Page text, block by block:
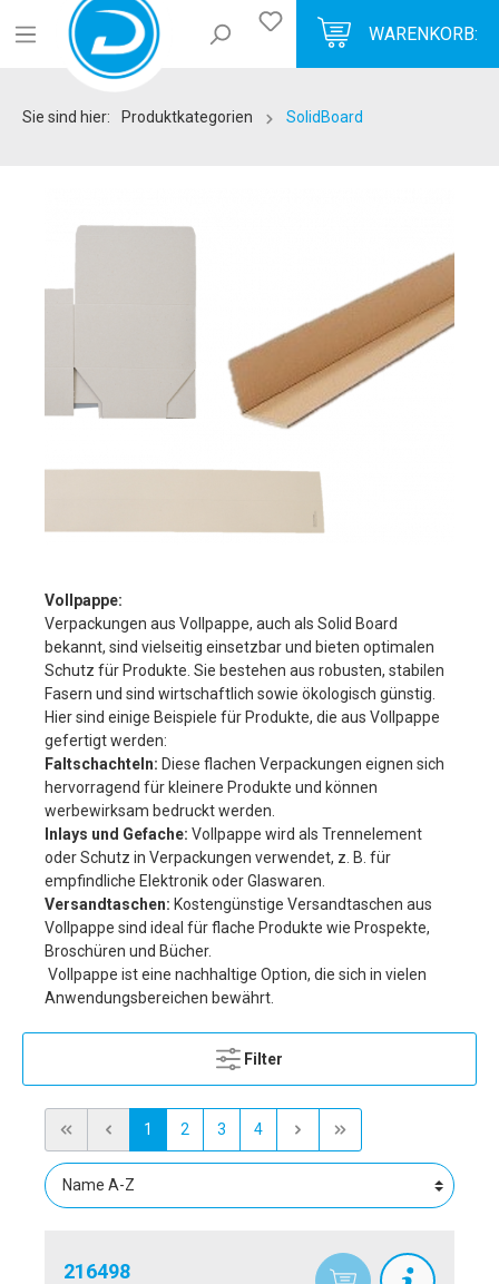
WARENKORB:
Sie sind hier: Produktkategorien SolidBoard
Vollpappe:
Verpackungen aus Vollpappe, auch als Solid Board
bekannt, sind vielseitig einsetzbar und bieten optimalen
Schutz für Produkte. Sie bestehen aus robusten, stabilen
Fasern und sind wirtschaftlich sowie ökologisch günstig.
Hier sind einige Beispiele für Produkte, die aus Vollpappe
gefertigt werden:
Faltschachteln: Diese flachen Verpackungen eignen sich
hervorragend für kleinere Produkte und können
werbewirksam bedruckt werden.
Inlays und Gefache: Vollpappe wird als Trennelement
oder Schutz in Verpackungen verwendet, z. B. für
empfindliche Elektronik oder Glaswaren.
Versandtaschen: Kostengünstige Versandtaschen aus
Vollpappe sind ideal für flache Produkte wie Prospekte,
Broschüren und Bücher.
Vollpappe ist eine nachhaltige Option, die sich in vielen
Anwendungsbereichen bewährt.
Filter
1 2 3 4
216498